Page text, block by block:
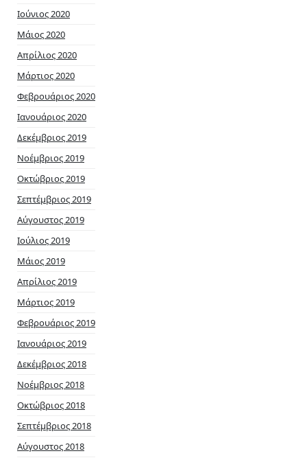
Ιούνιος 2020
Μάιος 2020
Απρίλιος 2020
Μάρτιος 2020
Φεβρουάριος 2020
Ιανουάριος 2020
Δεκέμβριος 2019
Νοέμβριος 2019
Οκτώβριος 2019
Σεπτέμβριος 2019
Αύγουστος 2019
Ιούλιος 2019
Μάιος 2019
Απρίλιος 2019
Μάρτιος 2019
Φεβρουάριος 2019
Ιανουάριος 2019
Δεκέμβριος 2018
Νοέμβριος 2018
Οκτώβριος 2018
Σεπτέμβριος 2018
Αύγουστος 2018